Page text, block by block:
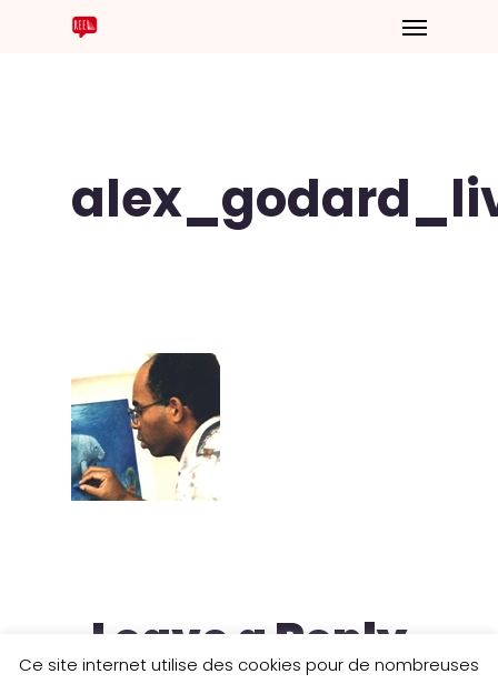
Leave a Reply
Ce site internet utilise des cookies pour de nombreuses